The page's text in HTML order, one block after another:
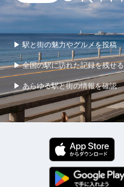
▶ 駅と街の魅力やグルメを投稿
▶ 全国の駅に訪れた記録を残せる
▶ あらゆる駅と街の情報を確認